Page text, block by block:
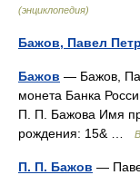
(энциклопедия)
Бажов, Павел
Бажов — Бажов,
монета Банка
П. П. Бажова Имя
рождения: 15& …
П. П. Бажов —